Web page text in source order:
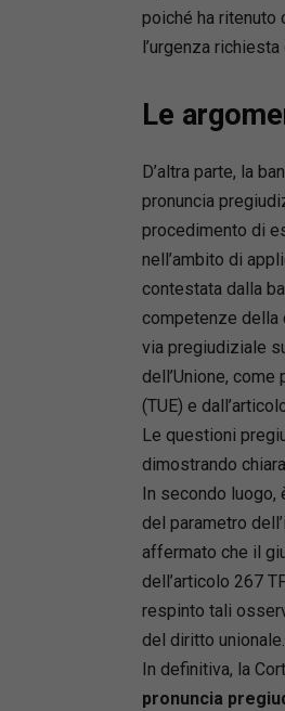
poiché ha ritenuto
l’urgenza
Le
D’altra parte, la
pronuncia
procedimento di
nell’ambito di
contestata dalla
competenze della
via pregiudiziale
dell’Unione, come
(TUE) e
Le questioni
dimostrando
In secondo luogo,
del parametro
affermato che il
dell’articolo 267
respinto tali
del diritto unionale.
In definitiva, la
pronuncia